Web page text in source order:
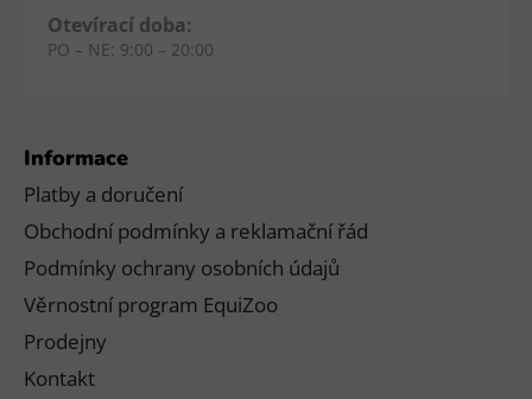
Informace
Platby a doručení
Obchodní podmínky a reklamační řád
Podmínky ochrany osobních údajů
Věrnostní program EquiZoo
Prodejny
Kontakt
Otevírací doba:
PO – NE: 9:00 – 20:00